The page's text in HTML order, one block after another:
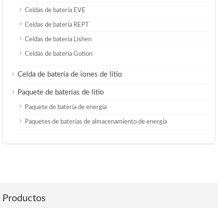
Celdas de batería EVE
Celdas de batería REPT
Celdas de batería Lishen
Celdas de batería Gotion
Celda de batería de iones de litio
Paquete de baterías de litio
Paquete de batería de energía
Paquetes de baterías de almacenamiento de energía
Productos